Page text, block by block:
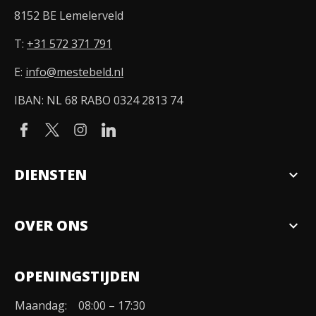
8152 BE Lemelerveld
T: +31 572 371 791
E: info@mestebeld.nl
IBAN: NL 68 RABO 0324 2813 74
DIENSTEN expand_more
OVER ONS expand_more
Organisatie
Duurzaamheid
OPENINGSTIJDEN
Maandag: 08:00 – 17:30